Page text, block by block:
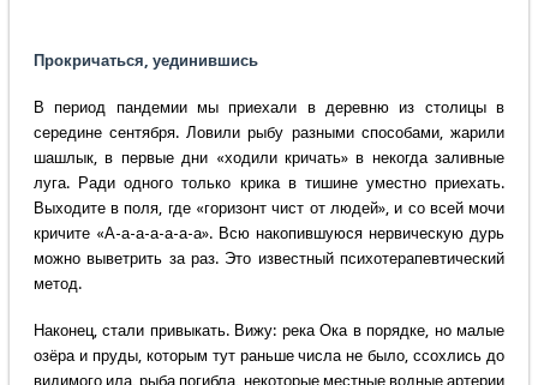
Прокричаться, уединившись
В период пандемии мы приехали в деревню из столицы в
середине сентября. Ловили рыбу разными способами, жарили
шашлык, в первые дни «ходили кричать» в некогда заливные
луга. Ради одного только крика в тишине уместно приехать.
Выходите в поля, где «горизонт чист от людей», и со всей мочи
кричите «А-а-а-а-а-а-а». Всю накопившуюся нервическую дурь
можно выветрить за раз. Это известный психотерапевтический
метод.
Наконец, стали привыкать. Вижу: река Ока в порядке, но малые
озёра и пруды, которым тут раньше числа не было, ссохлись до
видимого ила, рыба погибла, некоторые местные водные артерии